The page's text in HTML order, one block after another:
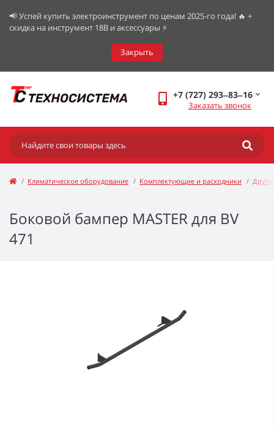
📢 Успей купить электроинструмент по ценам 2025-го года! 🔥 +
скидка на инструмент 18В и аксессуары ⚡️
Закрыть
+7 (727) 293‒83‒16
Заказать звонок
Климатическое оборудование Комплектующие и расходники
Боковой бампер MASTER для BV
471